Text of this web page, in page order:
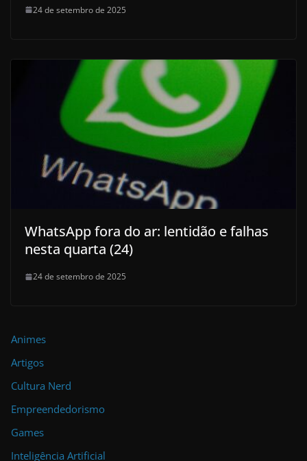
24 de setembro de 2025
WhatsApp fora do ar: lentidão e falhas
nesta quarta (24)
24 de setembro de 2025
Animes
Artigos
Cultura Nerd
Empreendedorismo
Games
Inteligência Artificial